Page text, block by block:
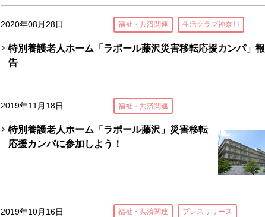
2020年08月28日 福祉・共済関連 生活クラブ神奈川
特別養護老人ホーム「ラポール藤沢災害移転応援カンパ」報
告
2019年11月18日 福祉・共済関連
特別養護老人ホーム「ラポール藤沢」災害移転
応援カンパに参加しよう！
2019年10月16日 福祉・共済関連 プレスリリース